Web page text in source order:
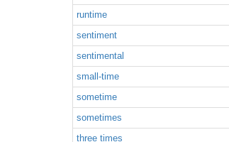
runtime
sentiment
sentimental
small-time
sometime
sometimes
three times